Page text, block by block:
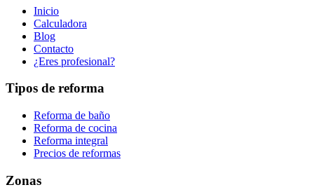
Inicio
Calculadora
Blog
Contacto
¿Eres profesional?
Tipos de reforma
Reforma de baño
Reforma de cocina
Reforma integral
Precios de reformas
Zonas